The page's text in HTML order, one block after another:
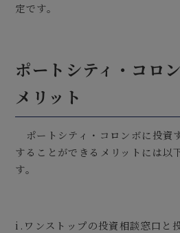
定です。
ポートシティ・コロ
メリット
ポートシティ・コロンボに投資
することができるメリットには以
す。
i.ワンストップの投資相談窓口と